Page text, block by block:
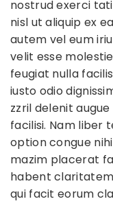
nostrud exerci
nisl ut aliquip ex
autem vel eum
velit esse
feugiat nulla
iusto odio
zzril delenit
facilisi. Nam liber
option congue
mazim placerat
habent claritatem
qui facit eorum